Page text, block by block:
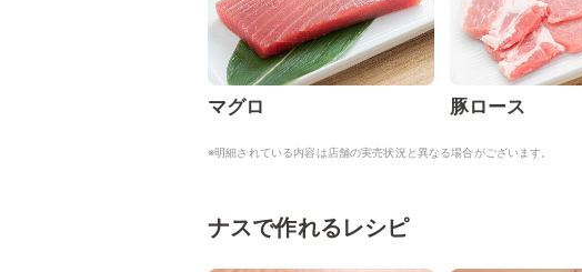
マグロ 豚ロース
※明細されている内容は店舗の実売状況と異なる場合がございます。
ナスで作れるレシピ